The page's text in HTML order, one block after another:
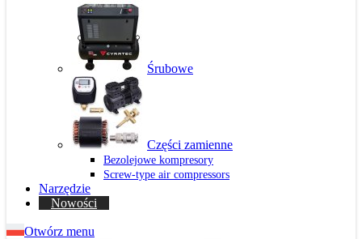
Śrubowe
Części zamienne
Bezolejowe kompresory
Screw-type air compressors
Narzędzie
Nowości
Otwórz menu